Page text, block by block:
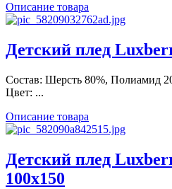
Описание товара
Детский плед
Состав: Шерсть 80%, Полиамид
Цвет: ...
Описание товара
Детский плед
100х150